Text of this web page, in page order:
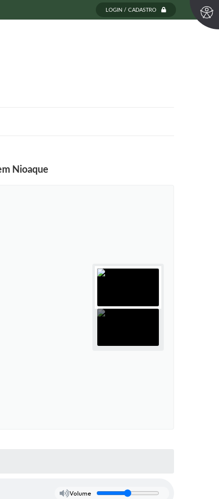
LOGIN / CADASTRO
Nioaque
Volume